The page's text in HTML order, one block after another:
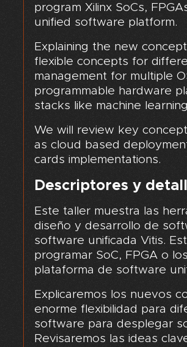
program Xilinx SoCs,
unified software platform.
Explaining the new
flexible concepts for
management for multiple
programmable hardware
stacks like machine
We will review key
as cloud based
cards implementations.
Descriptores y
Este taller muestra las
diseño y desarrollo de
software unificada Vitis.
programar SoC, FPGA o
plataforma de software
Explicaremos los nuevos
enorme flexibilidad para
software para desplegar
Revisaremos las ideas